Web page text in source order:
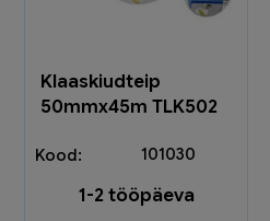
Klaaskiudteip
50mmx45m TLK502
101030
1-2 tööpäeva